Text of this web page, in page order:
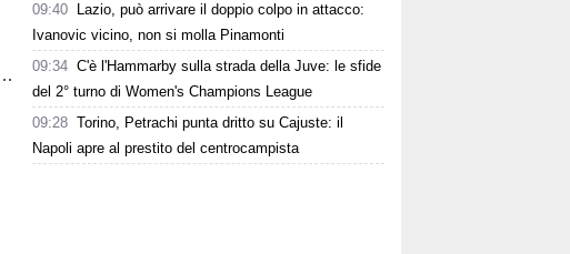
09:40
Lazio, può arrivare il doppio colpo in attacco:
Ivanovic vicino, non si molla Pinamonti
09:34 C'è l'Hammarby sulla strada della Juve: le sfide
del 2° turno di Women's Champions League
09:28 Torino, Petrachi punta dritto su Cajuste: il
Napoli apre al prestito del centrocampista